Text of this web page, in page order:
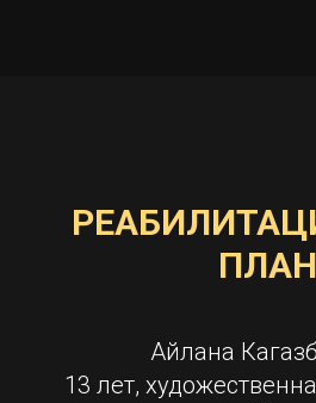
ПЛАН
Айлана
13 лет,